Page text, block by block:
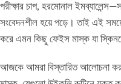
পরীক্ষার চাপ, হরমোনাল
সংবেদনশীল হয়ে পড়ে। তাই এই
করে এমন কিছু ফেইস মাস্ক যা
আজকে আমরা বিস্তারিত আলোচনা